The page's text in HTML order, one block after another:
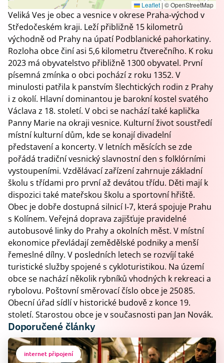
Leaflet | © OpenStreetMap
Veliká Ves je obec a vesnice v okrese Praha‑východ v
Středočeském kraji. Leží přibližně 15 kilometrů
východně od Prahy na úpatí Podblanické pahorkatiny.
Rozloha obce činí asi 5,6 kilometru čtverečního. K roku
2023 má obyvatelstvo přibližně 1300 obyvatel. První
písemná zmínka o obci pochází z roku 1352. V
minulosti patřila k panstvím šlechtických rodin z Prahy
i z okolí. Hlavní dominantou je barokní kostel svatého
Václava z 18. století. V obci se nachází také kaplička
Panny Marie na okraji vesnice. Kulturní život soustředí
místní kulturní dům, kde se konají divadelní
představení a koncerty. V letních měsících se zde
pořádá tradiční vesnický slavnostní den s folklórními
vystoupeními. Vzdělávací zařízení zahrnuje základní
školu s třídami pro první až devátou třídu. Děti mají k
dispozici také mateřskou školu a sportovní hřiště.
Obec je dobře dostupná silnicí I‑7, která spojuje Prahu
s Kolínem. Veřejná doprava zajišťuje pravidelné
autobusové linky do Prahy a okolních měst. V místní
ekonomice převládají zemědělské podniky a menší
řemeslné dílny. V posledních letech se rozvíjí také
turistické služby spojené s cykloturistikou. Na území
obce se nachází několik rybníků vhodných k rekreaci a
rybolovu. Poštovní směrovací číslo obce je 250 85.
Obecní úřad sídlí v historické budově z konce 19.
století. Starostou obce je v současnosti pan Jan Novák.
Doporučené články
internet připojení